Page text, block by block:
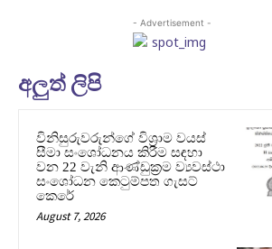
- Advertisement -
අලුත් ලිපි
විනිසුරුවරුන්ගේ විශ්‍රාම වයස්
සීමා සංශෝධනය කිරීම සඳහා
වන 22 වැනි ආණ්ඩුක්‍රම ව්‍යවස්ථා
සංශෝධන කෙටුම්පත ගැසට්
කෙරේ
August 7, 2026